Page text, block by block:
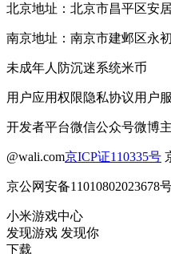
北京地址：北京市昌平区安
南京地址：南京市建邺区永
未成年人防沉迷系统米币
用户应用权限隐私协议用户
开发者平台微信公众号微博
@wali.com京ICP证110335号
京公网安备11010802023678
小米游戏中心
发现游戏 发现你
下载